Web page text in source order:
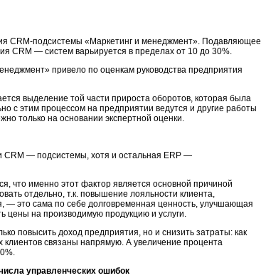
CRM-подсистемы «Маркетинг и менеджмент». Подавляющее
CRM — систем варьируется в пределах от 10 до 30%.
привело по оценкам руководства предприятия
выделение той части прироста оборотов, которая была
с этим процессом на предприятии ведутся и другие работы
только на основании экспертной оценки.
CRM — подсистемы, хотя и остальная ERP —
что именно этот фактор является основной причиной
отдельно, т.к. повышение лояльности клиента,
это сама по себе долговременная ценность, улучшающая
цены на производимую продукцию и услуги.
повысить доход предприятия, но и снизить затраты: как
клиентов связаны напрямую. А увеличение процента
управленческих ошибок